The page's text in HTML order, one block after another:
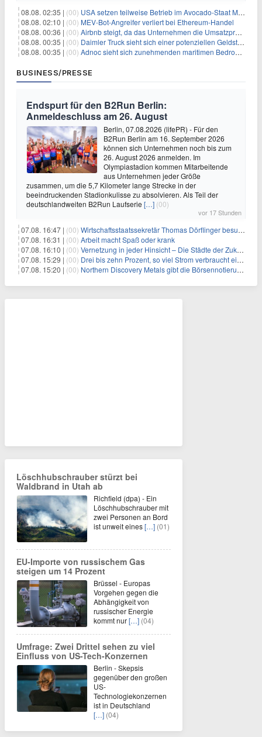
08.08. 02:35 | (00) USA setzen teilweise Betrieb im Avocado-Staat Michoacán in Mexiko wieder in Gang
08.08. 02:10 | (00) MEV-Bot-Angreifer verliert bei Ethereum-Handel
08.08. 00:36 | (00) Airbnb steigt, da das Unternehmen die Umsatzprognose anhebt und starkes Wachstum signalisiert
08.08. 00:35 | (00) Daimler Truck sieht sich einer potenziellen Geldstrafe von 1 Milliarde Euro aufgrund von EU-Emissionsvorschriften gegenüber
08.08. 00:35 | (00) Adnoc sieht sich zunehmenden maritimen Bedrohungen angesichts regionaler Spannungen gegenüber
BUSINESS/PRESSE
Endspurt für den B2Run Berlin:
Anmeldeschluss am 26. August
Berlin, 07.08.2026 (lifePR) - Für den
B2Run Berlin am 16. September 2026
können sich Unternehmen noch bis zum
26. August 2026 anmelden. Im
Olympiastadion kommen Mitarbeitende
aus Unternehmen jeder Größe
zusammen, um die 5,7 Kilometer lange Strecke in der
beeindruckenden Stadionkulisse zu absolvieren. Als Teil der
deutschlandweiten B2Run Laufserie […] (00)
vor 17 Stunden
07.08. 16:47 | (00) Wirtschaftsstaatssekretär Thomas Dörflinger besucht Handwerksbetrieb im Kammerbezirk Freiburg
07.08. 16:31 | (00) Arbeit macht Spaß oder krank
07.08. 16:10 | (00) Vernetzung in jeder Hinsicht – Die Städte der Zukunft sind grün-blau
07.08. 15:29 | (00) Drei bis zehn Prozent, so viel Strom verbraucht ein Aufzug im Gebäude
07.08. 15:20 | (00) Northern Discovery Metals gibt die Börsennotierung an der Frankfurter Wertpapierbörse bekannt
Löschhubschrauber stürzt bei
Waldbrand in Utah ab
Richfield (dpa) - Ein
Löschhubschrauber mit
zwei Personen an Bord
ist unweit eines[…] (01)
EU-Importe von russischem Gas
steigen um 14 Prozent
Brüssel - Europas
Vorgehen gegen die
Abhängigkeit von
russischer Energie
kommt nur[…] (04)
Umfrage: Zwei Drittel sehen zu viel
Einfluss von US-Tech-Konzernen
Berlin - Skepsis
gegenüber den großen
US-
Technologiekonzernen
ist in Deutschland
[…] (04)